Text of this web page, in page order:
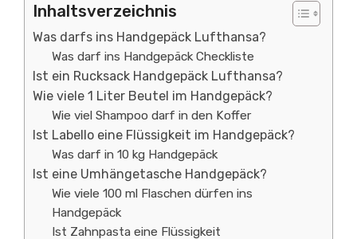
Inhaltsverzeichnis
Was darfs ins Handgepäck Lufthansa?
Was darf ins Handgepäck Checkliste
Ist ein Rucksack Handgepäck Lufthansa?
Wie viele 1 Liter Beutel im Handgepäck?
Wie viel Shampoo darf in den Koffer
Ist Labello eine Flüssigkeit im Handgepäck?
Was darf in 10 kg Handgepäck
Ist eine Umhängetasche Handgepäck?
Wie viele 100 ml Flaschen dürfen ins
Handgepäck
Ist Zahnpasta eine Flüssigkeit